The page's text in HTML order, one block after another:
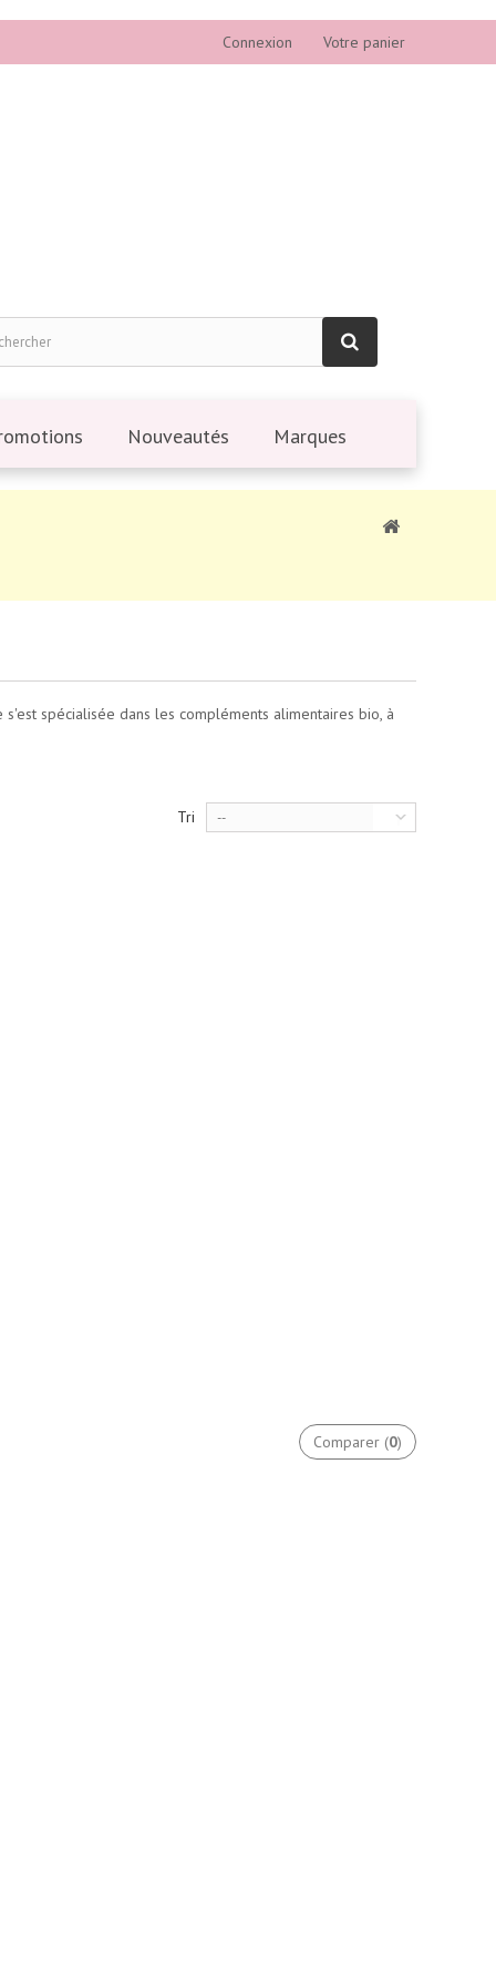
Connexion Votre panier
Nouveautés Marques
spécialisée dans les compléments alimentaires bio, à
Tri --
Comparer (0)